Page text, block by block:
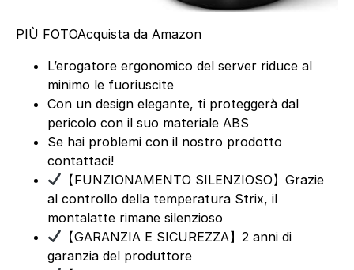
PIÙ FOTOAcquista da Amazon
L’erogatore ergonomico del server riduce al
minimo le fuoriuscite
Con un design elegante, ti proteggerà dal
pericolo con il suo materiale ABS
Se hai problemi con il nostro prodotto
contattaci!
【FUNZIONAMENTO SILENZIOSO】Grazie
al controllo della temperatura Strix, il
montalatte rimane silenzioso
【GARANZIA E SICUREZZA】2 anni di
garanzia del produttore